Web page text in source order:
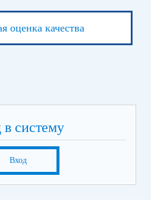
оценка качества
в систему
Вход